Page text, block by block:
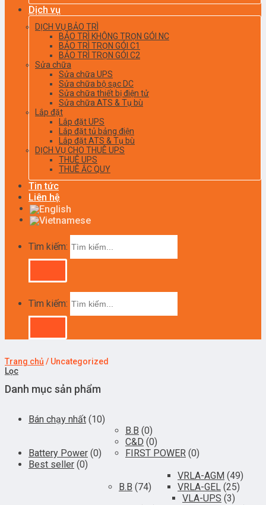
Dịch vụ
DỊCH VỤ BẢO TRÌ
BẢO TRÌ KHÔNG TRỌN GÓI NC
BẢO TRÌ TRỌN GÓI C1
BẢO TRÌ TRỌN GÓI C2
Sửa chữa
Sửa chữa UPS
Sửa chữa bộ sạc DC
Sửa chữa thiết bị điện tử
Sửa chữa ATS & Tụ bù
Lắp đặt
Lắp đặt UPS
Lắp đặt tủ bảng điện
Lắp đặt ATS & Tụ bù
DỊCH VỤ CHO THUÊ UPS
THUÊ UPS
THUÊ ẮC QUY
Tin tức
Liên hệ
Tìm kiếm:
Tìm kiếm:
Trang chủ / Uncategorized
Lọc
Danh mục sản phẩm
Bán chạy nhất (10)
Battery Power (0)
B.B (0)
C&D (0)
FIRST POWER (0)
Best seller (0)
B.B (74)
VRLA-AGM (49)
VRLA-GEL (25)
VLA-UPS (3)